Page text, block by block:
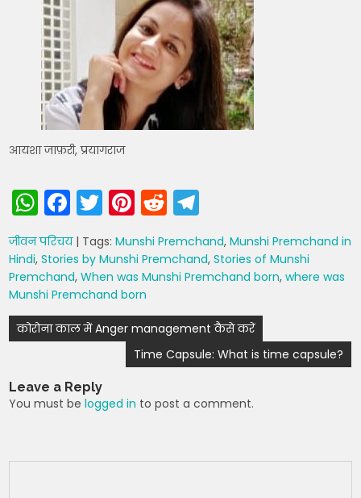
आयशा जाफ़री, प्रयागराज
W
h
a
ts
A
p
F
a
c
e
b
o
k
T
w
itt
er
Pi
nt
er
e
st
R
e
d
di
t
e
gr
a
m
जीवन परिचय| Tags:Munshi Premchand,Munshi Premchand in
Hindi,Stories by Munshi Premchand,Stories of Munshi
Premchand,When was Munshi Premchand born,where was
Munshi Premchand born
Post
navigation
कोरोना काल में Anger management कैसे करें
Time Capsule: What is time capsule?
Leave a Reply
You must belogged in to post a comment.